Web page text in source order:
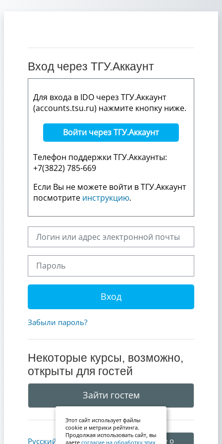
Вход через ТГУ.Аккаунт
Для входа в IDO через ТГУ.Аккаунт
(accounts.tsu.ru) нажмите кнопку ниже.
Войти через ТГУ.Аккаунт
Телефон поддержки ТГУ.Аккаунты:
+7(3822) 785-669
Если Вы не можете войти в ТГУ.Аккаунт
посмотрите инструкцию.
Вход
Забыли пароль?
Некоторые курсы, возможно,
открыты для гостей
Зайти гостем
Русский ‎(ru)‎ Уведомление о
Этот сайт использует файлы
cookie и метрики рейтинга.
Продолжая использовать сайт, вы
даете согласие на обработку этих